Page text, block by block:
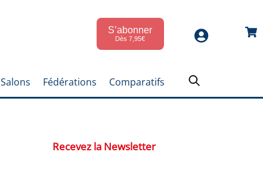
S’abonner
Dès 7,95€
Salons Fédérations Comparatifs
Recevez la Newsletter